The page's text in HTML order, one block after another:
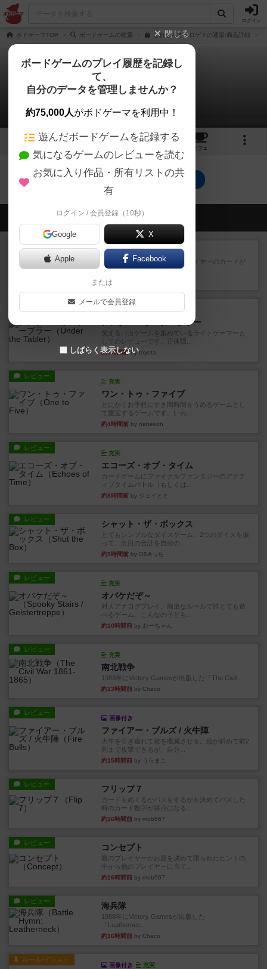
ログイン
ボドゲーマTOP ボードゲームの検索 これなんてエロゲ？の通販/商品詳細
これなんてエロゲ？
0件のリプレイ日記
2
カフェ
これなんてエロゲ？のトップに戻る
会員の新しい投稿
レビュー 花火：スターマイン
自分のカードは見えず他のプレイヤーのカードが
見える状態でカードを教えた...
36分前
アンダー・ザ・テーブラー
笑えるバカゲームを集めているライトゲーマーと
してのレビューです。正体隠...
約3時間前by toyota
レビュー
充実
ワン・トゥ・ファイブ
とにかくお手軽にすき間時間をうめるゲームとし
て重宝するゲームです。いわ...
約4時間前 by nabekoh
レビュー
充実
エコーズ・オブ・タイム
カードゲームにファイナルファンタジーのアクテ
ィブタイムバトル（もしくは...
約8時間前 by ジェイとと
レビュー シャット・ザ・ボックス
とてもシンプルなダイスゲーム。2つのダイスを振
って、出目の合計を自分の...
約9時間前 by OSAっち
レビュー
充実
オバケだぞ～
対人アナログプレイ。簡単なルールで誰とでも遊
べるゲーム。こんなの子ども...
約10時間前 by おーちゃん
レビュー
充実
南北戦争
1983年にVictory Gamesが出版した『The Civil ...
約13時間前 by Chaco
レビュー
画像付き
ファイアー・ブルズ / 火牛陣
火牛を引き連れて敵を殲滅させる。縦か斜めで前2
列まで攻撃できるが、自分...
約15時間前 by うらまこ
レビュー フリップ７
カードをめくるかパスをするかを決めてパスした
時のカード数字が得点になる...
約16時間前 by mob567
レビュー コンセプト
親のプレイヤーがお題を決めて限られたヒントの
中から他のプレイヤーに当て...
約16時間前 by mob567
レビュー 海兵隊
1988年にVictory Gamesが出版した
『Leathernec...
約16時間前 by Chaco
ルール/インスト
画像付き 充実
閉じる
ボードゲームのプレイ履歴を記録し
て、
自分のデータを管理しませんか？
約75,000人がボドゲーマを利用中！
遊んだボードゲームを記録する
気になるゲームのレビューを読む
お気に入り作品・所有リストの共
有
ログイン / 会員登録（10秒）
Google X
Apple Facebook
または
メールで会員登録
しばらく表示しない